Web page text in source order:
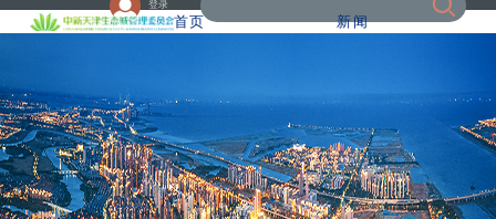
登录
首页 新闻